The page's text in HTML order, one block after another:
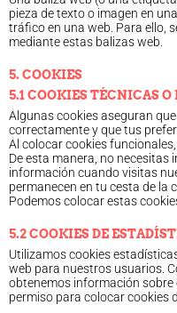
Formación
Archivo de formación
Eventos COORM
EL COORM EN EL OPTOM 2024
V Congreso de Salud Visual y
Transparencia
Quiénes somos
Contacto
pieza de texto o imagen en
tráfico en una web. Para ello,
mediante estas balizas web.
5. COOKIES
5.1 COOKIES TÉCNICAS
Algunas cookies aseguran
correctamente y que tus
Al colocar cookies
De esta manera, no
información cuando visitas
permanecen en tu cesta de la
Podemos colocar estas
5.2 COOKIES DE
Utilizamos cookies
web para nuestros usuarios.
obtenemos información sobre
permiso para colocar cookies